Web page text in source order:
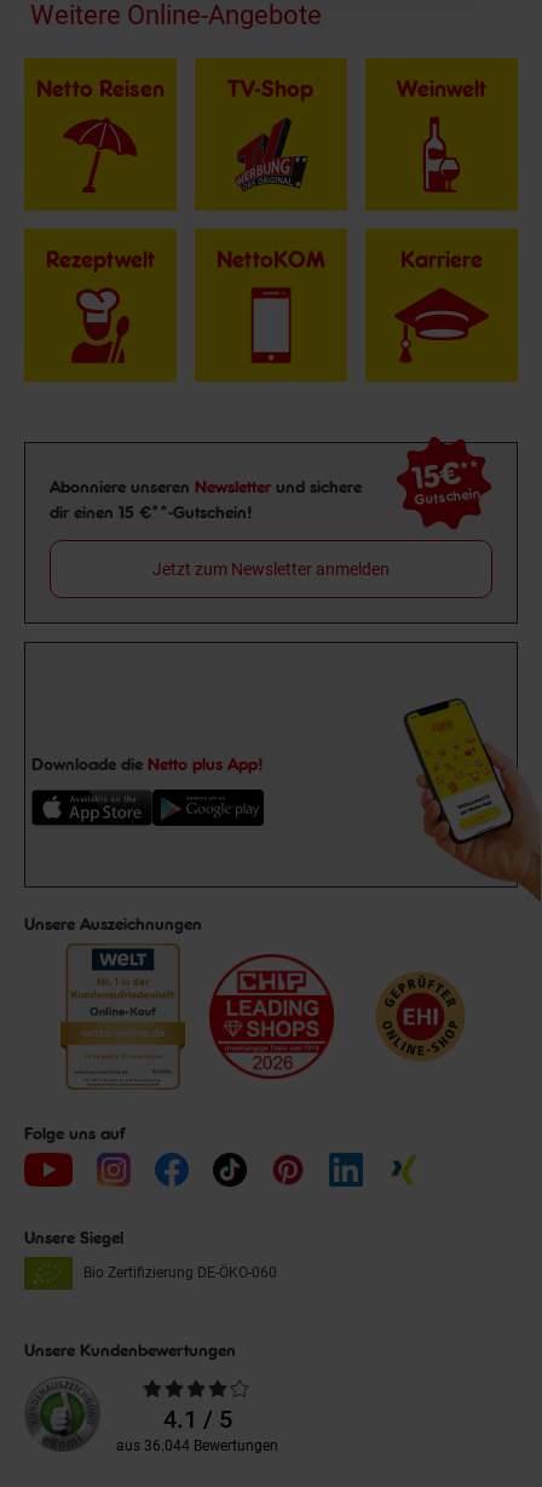
Fußzeile
Weitere Online-Angebote
Netto Reisen TV-Shop Weinwelt
Rezeptwelt NettoKOM Karriere
Newsletter Anmeldung
Abonniere unseren Newsletter und sichere
dir einen 15 €**-Gutschein!
15€**
Gutschein
Jetzt zum Newsletter anmelden
Downloade die Netto plus App!
Unsere Auszeichnungen
Folge uns auf
Unsere Siegel
Bio Zertifizierung DE-ÖKO-060
Unsere Kundenbewertungen
Durchschnittliche
Bewertungen4.1 / 5
aus 36.044 Bewertungen